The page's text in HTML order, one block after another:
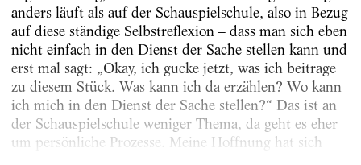
anders läuft als auf der Schauspielschule, also in Bezug
auf diese ständige Selbstreflexion – dass man sich eben
nicht einfach in den Dienst der Sache stellen kann und
erst mal sagt: „Okay, ich gucke jetzt, was ich beitrage
zu diesem Stück. Was kann ich da erzählen? Wo kann
ich mich in den Dienst der Sache stellen?“ Das ist an
der Schauspielschule weniger Thema, da geht es eher
um persönliche Prozesse. Meine Hoffnung hat sich